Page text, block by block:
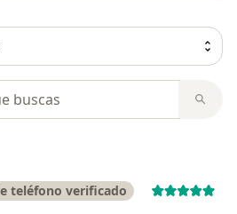
teléfono verificado